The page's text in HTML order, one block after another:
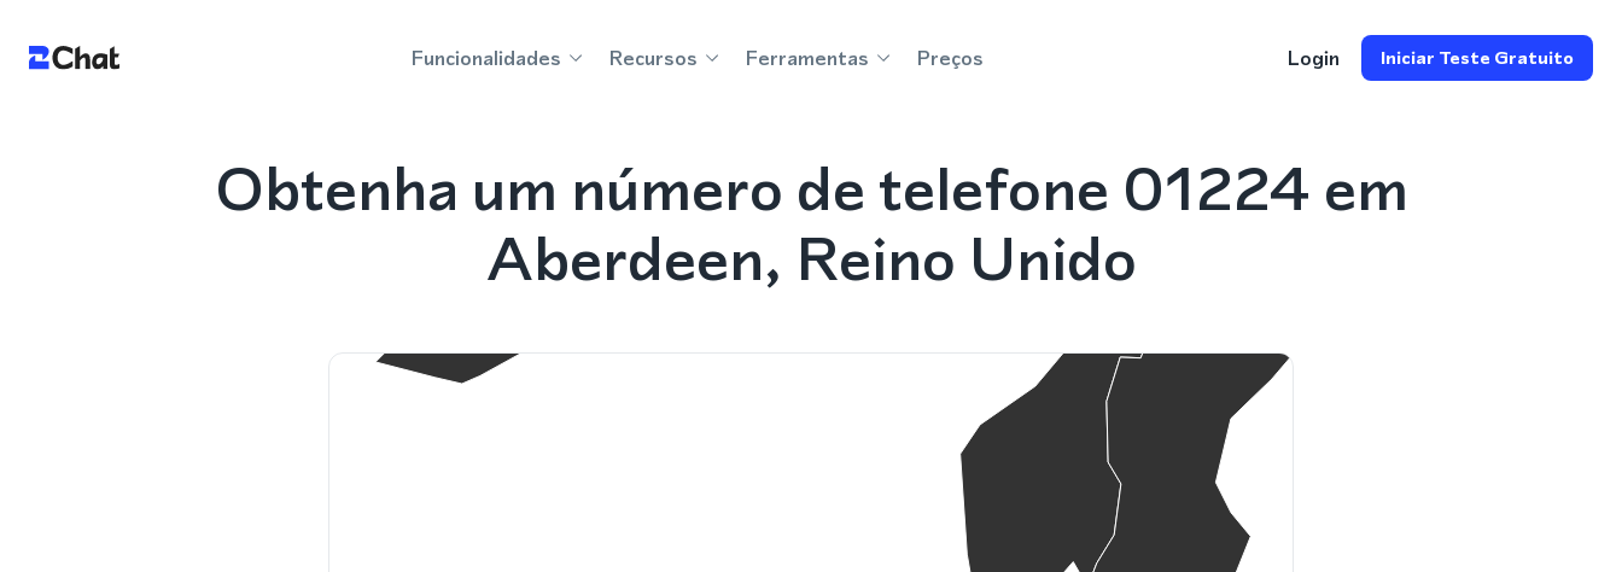
Funcionalidades Recursos Ferramentas Preços Login Iniciar Teste Gratuito
Obtenha um número de telefone 01224 em
Aberdeen, Reino Unido